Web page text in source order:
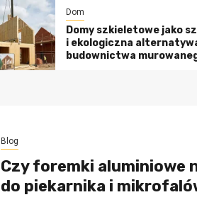
Dom
Domy szkieletowe jako
i ekologiczna
budownictwa
Blog
Czy foremki aluminiowe
do piekarnika i